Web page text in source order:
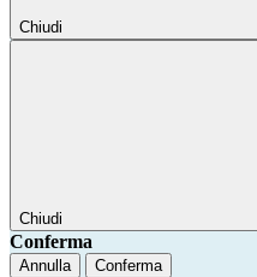
Chiudi
Chiudi
Conferma
Annulla Conferma